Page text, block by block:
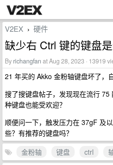
V2EX › 硬件
缺少右 Ctrl 键的键盘是
By richangfan at Aug 28, 2023 · 13919
21 年买的 Akko 金粉轴键盘坏了，
搜了搜键盘帖子，发现现在流行
种键盘也能受欢迎？
顺便问一下，触发压力在 37gF 及
些？有推荐的键盘吗？
金粉轴
键盘 ctrl